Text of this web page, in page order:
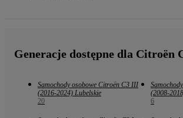
Generacje dostępne dla Citroën
Samochody osobowe Citroën C3 III
(2016-2024) Lubelskie
20
(2008-
6